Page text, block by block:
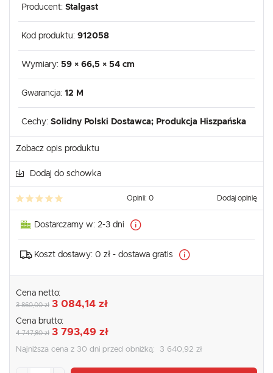
Producent: Stalgast
Kod produktu: 912058
Wymiary: 59 × 66,5 × 54 cm
Gwarancja: 12 M
Cechy: Solidny Polski Dostawca; Produkcja Hiszpańska
Zobacz opis produktu
Dodaj do schowka
Opinii: 0 Dodaj opinię
Dostarczamy w: 2-3 dni
Koszt dostawy: 0 zł - dostawa gratis
Cena netto:
3 860,00 zł 3 084,14 zł
Cena brutto:
4 747,80 zł 3 793,49 zł
Najniższa cena z 30 dni przed obniżką: 3 640,92 zł